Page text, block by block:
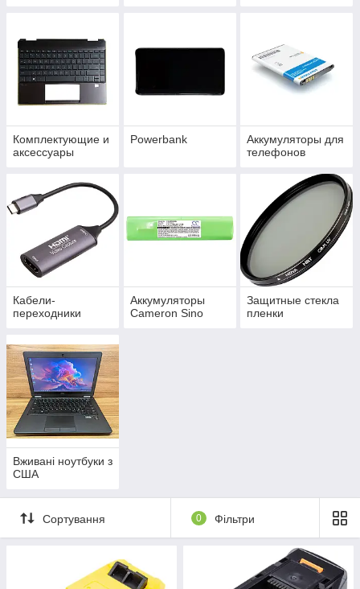
Комплектующие и
аксессуары
Powerbank
Аккумуляторы для
телефонов
Кабели-
переходники
Аккумуляторы
Cameron Sino
Защитные стекла
пленки
Вживані ноутбуки з
США
Сортування 0 Фільтри